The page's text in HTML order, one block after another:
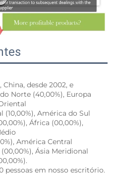
desde 2002, e
Norte (40,00%), Europa
(10,00%), América do Sul
África (00,00%),
América Central
Ásia Meridional